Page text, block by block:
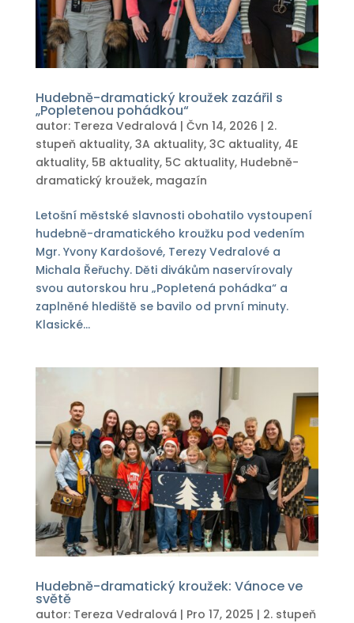
Hudebně-dramatický kroužek zazářil s
„Popletenou pohádkou“
autor: Tereza Vedralová | Čvn 14, 2026 | 2.
stupeň aktuality, 3A aktuality, 3C aktuality, 4E
aktuality, 5B aktuality, 5C aktuality, Hudebně-
dramatický kroužek, magazín
Letošní městské slavnosti obohatilo vystoupení
hudebně-dramatického kroužku pod vedením
Mgr. Yvony Kardošové, Terezy Vedralové a
Michala Řeřuchy. Děti divákům naservírovaly
svou autorskou hru „Popletená pohádka“ a
zaplněné hlediště se bavilo od první minuty.
Klasické...
Hudebně-dramatický kroužek: Vánoce ve
světě
autor: Tereza Vedralová | Pro 17, 2025 | 2. stupeň